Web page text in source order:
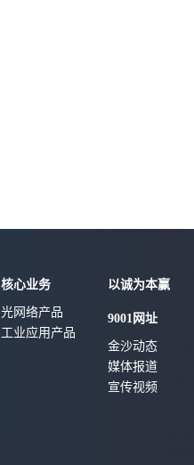
核心业务
光网络产品
工业应用产品
以诚为本赢
9001网址
金沙动态
媒体报道
宣传视频